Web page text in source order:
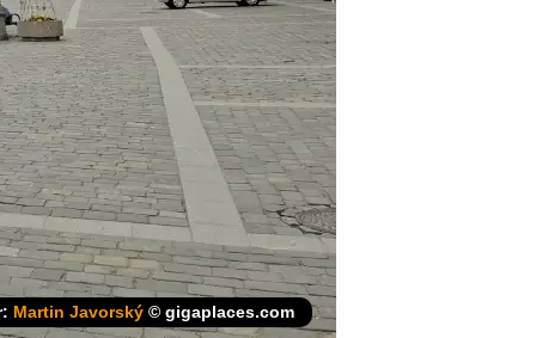
Martin Javorský © gigaplaces.com